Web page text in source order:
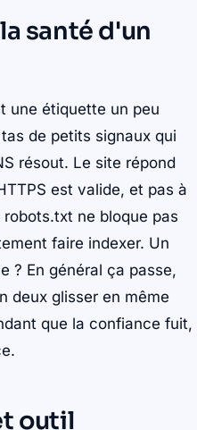
santé d'un
une étiquette un peu
de petits signaux qui
résout. Le site répond
est valide, et pas à
ne bloque pas
faire indexer. Un
? En général ça passe,
deux glisser en même
que la confiance fuit,
outil